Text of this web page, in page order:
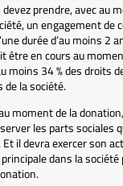
devez prendre, avec au
un engagement de
durée d’au moins 2
être en cours au
moins 34 % des droits
la société.
moment de la
les parts sociales
il devra exercer son
dans la